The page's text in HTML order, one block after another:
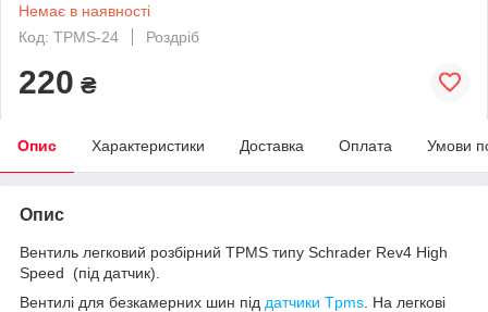
Немає в наявності
Код: TPMS-24
Роздріб
220 ₴
Опис Характеристики Доставка Оплата Умови
Опис
Вентиль легковий розбірний TPMS типу Schrader Rev4 High
Speed (під датчик).
Вентилі для безкамерних шин під датчики Tpms . На легкові